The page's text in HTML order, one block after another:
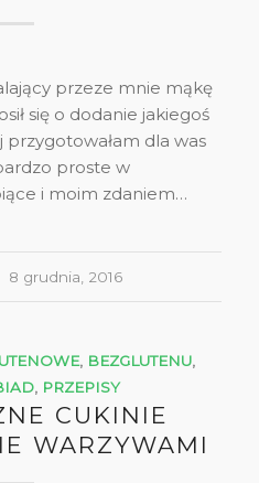
przeze mnie mąkę
się o dodanie jakiegoś
przygotowałam dla was
proste w
i moim zdaniem…
8 grudnia, 2016
, BEZGLUTENU,
, PRZEPISY
CUKINIE
WARZYWAMI